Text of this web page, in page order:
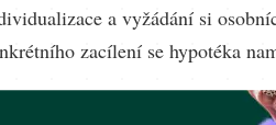
a vyžádání si
zacílení se hypotéka